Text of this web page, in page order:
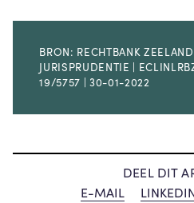
BRON: RECHTBANK
JURISPRUDENTIE |
19/5757 | 30-01-2022
DEEL DIT
E-MAIL